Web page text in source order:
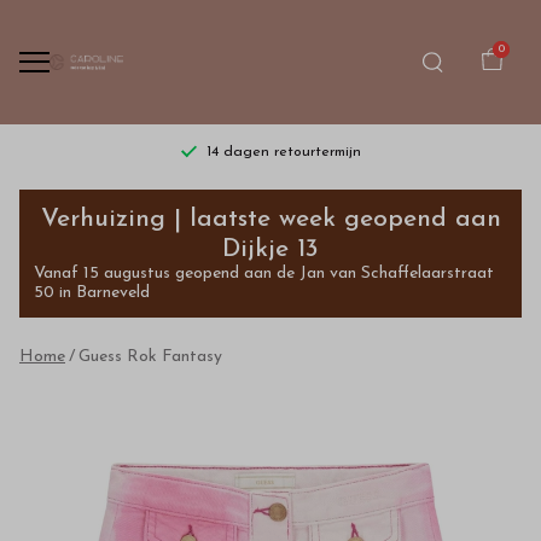
0
14 dagen retourtermijn
Guess
Rok
Fantasy
kinderkleding
Verhuizing | laatste week geopend aan
Dijkje 13
Vanaf 15 augustus geopend aan de Jan van Schaffelaarstraat
50 in Barneveld
Home Guess Rok Fantasy